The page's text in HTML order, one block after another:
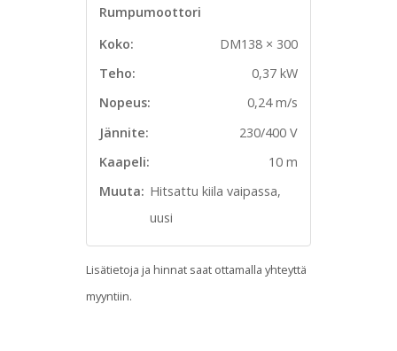
Rumpumoottori
Koko:
DM138 × 300
Teho:
0,37 kW
Nopeus:
0,24 m/s
Jännite:
230/400 V
Kaapeli:
10 m
Muuta: Hitsattu kiila vaipassa,
uusi
Lisätietoja ja hinnat saat ottamalla yhteyttä
myyntiin.